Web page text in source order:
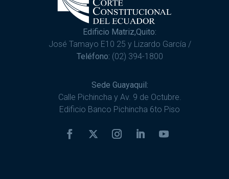
Edificio Matriz,Quito:
José Tamayo E10 25 y Lizardo García /
Teléfono: (02) 394-1800
Sede Guayaquil:
Calle Pichincha y Av. 9 de Octubre.
Edificio Banco Pichincha 6to Piso